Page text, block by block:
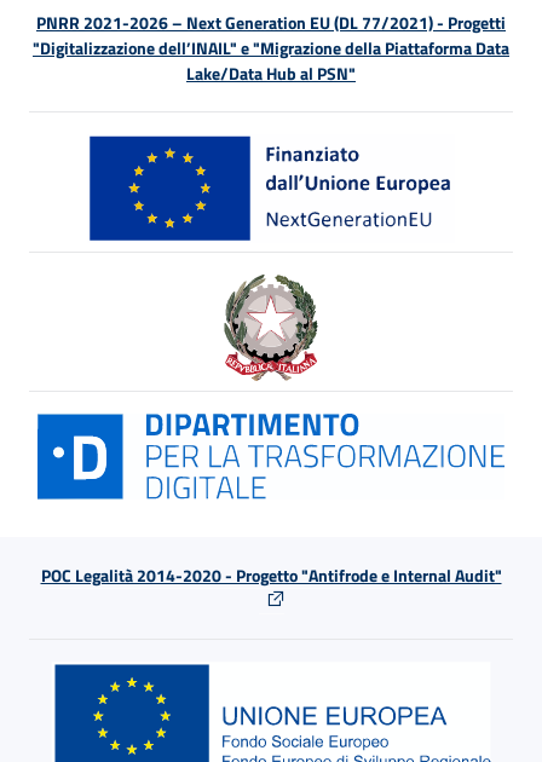
PNRR 2021-2026 – Next Generation EU (DL 77/2021) - Progetti
"Digitalizzazione dell’INAIL" e "Migrazione della Piattaforma Data
Lake/Data Hub al PSN"
POC Legalità 2014-2020 - Progetto "Antifrode e Internal Audit"